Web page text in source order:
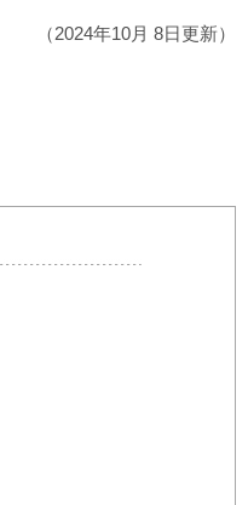
（2024年10月 8日更新）